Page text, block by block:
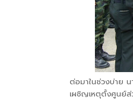
ต่อมาในช่วงบ่าย
เผชิญเหตุตั้งศูนย์ส่